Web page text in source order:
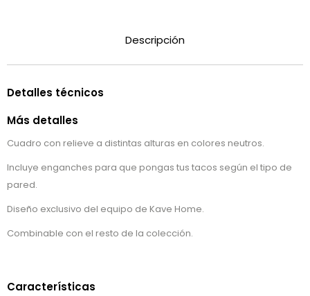
Descripción
Detalles técnicos
Más detalles
Cuadro con relieve a distintas alturas en colores neutros.
Incluye enganches para que pongas tus tacos según el tipo de
pared.
Diseño exclusivo del equipo de Kave Home.
Combinable con el resto de la colección.
Características